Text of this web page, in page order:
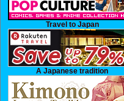
Travel to Japan
A Japanese tradition